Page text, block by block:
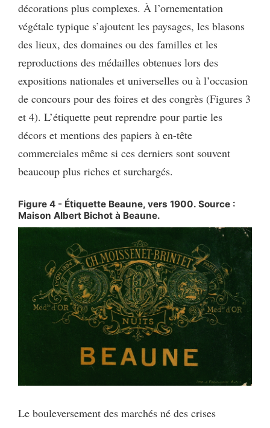
décorations plus complexes. À l’ornementation
végétale typique s’ajoutent les paysages, les blasons
des lieux, des domaines ou des familles et les
reproductions des médailles obtenues lors des
expositions nationales et universelles ou à l’occasion
de concours pour des foires et des congrès (Figures 3
et 4). L’étiquette peut reprendre pour partie les
décors et mentions des papiers à en-tête
commerciales même si ces derniers sont souvent
beaucoup plus riches et surchargés.
Figure 4 - Étiquette Beaune, vers 1900. Source :
Maison Albert Bichot à Beaune.
Le bouleversement des marchés né des crises